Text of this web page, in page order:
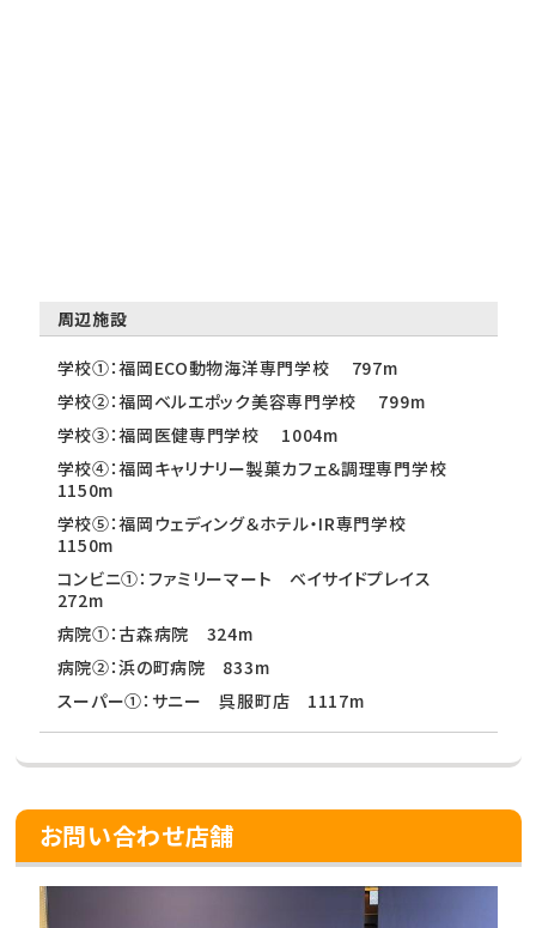
周辺施設
学校①：福岡ECO動物海洋専門学校 797m
学校②：福岡ベルエポック美容専門学校 799m
学校③：福岡医健専門学校 1004m
学校④：福岡キャリナリー製菓カフェ＆調理専門学校
1150m
学校⑤：福岡ウェディング＆ホテル・IR専門学校
1150m
コンビニ①：ファミリーマート ベイサイドプレイス
272m
病院①：古森病院 324m
病院②：浜の町病院 833m
スーパー①：サニー 呉服町店 1117m
お問い合わせ店舗